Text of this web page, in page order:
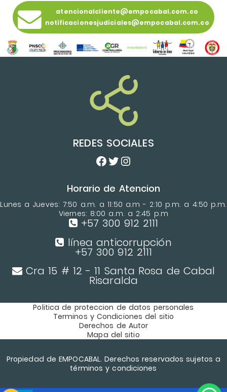
atencionalcliente@empocabal.com.co
notificacionesjudiciales@empocabal.com.co
REDES SOCIALES
Horario de Atencion
Lunes a Jueves: 7:50 a.m. a 11:50 a.m - 2:10 p.m. a 4:50 p.m.
Viernes: 8:00 a.m. a 2:45 p.m
+57 300 912 2111
línea anticorrupción
+57 300 912 2111
Cra 15 # 12 - 11 Santa Rosa de Cabal
Risaralda
Politica de proteccion de datos personales
Terminos y Condiciones del sitio
Derechos de Autor
Mapa del sitio
Propiedad de EMPOCABAL. Derechos reservados sujetos a
términos y condiciones